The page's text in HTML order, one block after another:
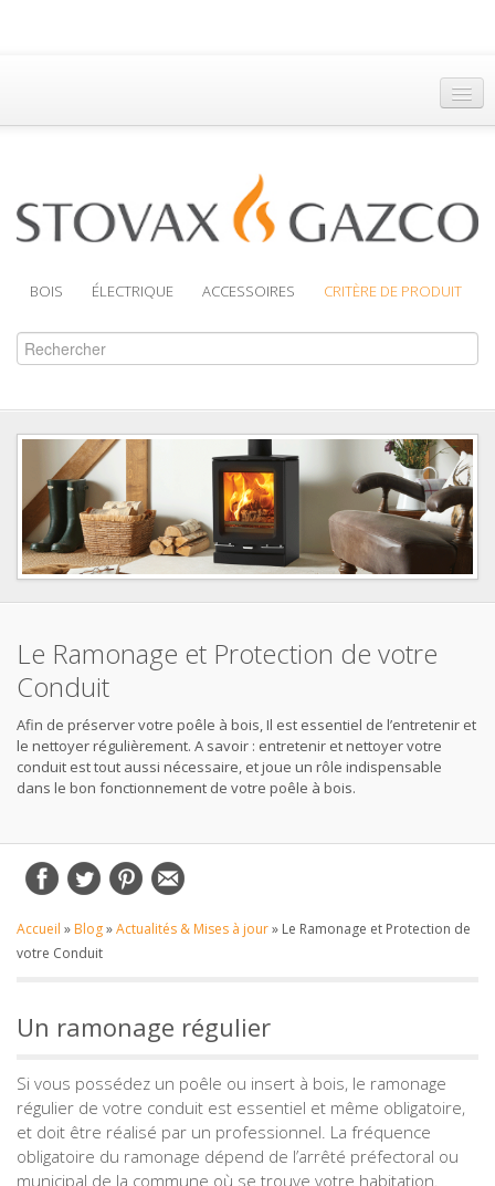
Accueil
Brochures
BOIS ÉLECTRIQUE ACCESSOIRES CRITÈRE DE PRODUIT
Le Ramonage et Protection de votre
Conduit
Afin de préserver votre poêle à bois, Il est essentiel de l’entretenir et
le nettoyer régulièrement. A savoir : entretenir et nettoyer votre
conduit est tout aussi nécessaire, et joue un rôle indispensable
dans le bon fonctionnement de votre poêle à bois.
Accueil » Blog»Actualités & Mises à jour» Le Ramonage et Protection de
votre Conduit
Un ramonage régulier
Si vous possédez un poêle ou insert à bois, le ramonage
régulier de votre conduit est essentiel et même obligatoire,
et doit être réalisé par un professionnel. La fréquence
obligatoire du ramonage dépend de l’arrêté préfectoral ou
municipal de la commune où se trouve votre habitation.